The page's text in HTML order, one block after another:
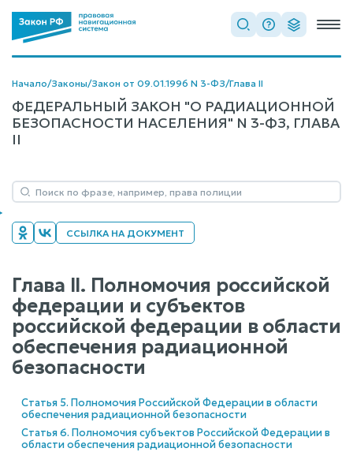
Начало/Законы/Закон от 09.01.1996 N 3-ФЗ/Глава II
ФЕДЕРАЛЬНЫЙ ЗАКОН "О РАДИАЦИОННОЙ
БЕЗОПАСНОСТИ НАСЕЛЕНИЯ" N 3-ФЗ, ГЛАВА
II
ССЫЛКА НА ДОКУМЕНТ
Глава II. Полномочия российской
федерации и субъектов
российской федерации в области
обеспечения радиационной
безопасности
Статья 5. Полномочия Российской Федерации в области
обеспечения радиационной безопасности
Статья 6. Полномочия субъектов Российской Федерации в
области обеспечения радиационной безопасности